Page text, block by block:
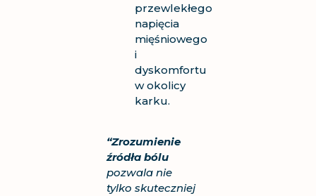
przewlekłego
napięcia
mięśniowego
i
dyskomfortu
w okolicy
karku.
“Zrozumienie
źródła bólu
pozwala nie
tylko skuteczniej